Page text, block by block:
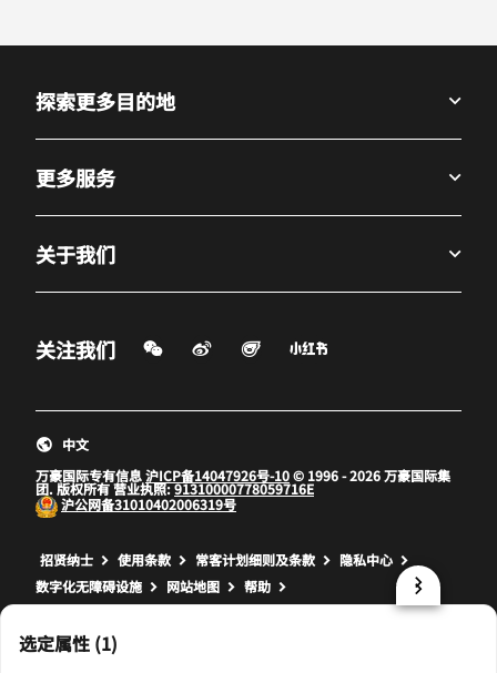
选定属性 (1)
探索更多目的地
更多服务
关于我们
关注我们 微信扫一扫
微博
打开新窗口
飞猪
打开新窗口打开新窗口
万豪国际专有信息沪ICP备14047926号-10© 1996 - 2026 万豪国际集
团. 版权所有 营业执照:91310000778059716E
沪公网备31010402006319号
中文
招贤纳士 打开新窗口
使用条款 打开新窗口
常客计划细则及条款 打开新窗口
隐私中心
数字化无障碍设施
网站地图 帮助
prod32,CC1B8BAE-BEE7-588D-B5FD-79BDA5F01621,NA